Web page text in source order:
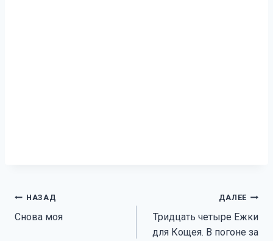
Навигация
по
НАЗАД
Снова моя
ДАЛЕЕ
Тридцать четыре Ежки
для Кощея. В погоне за